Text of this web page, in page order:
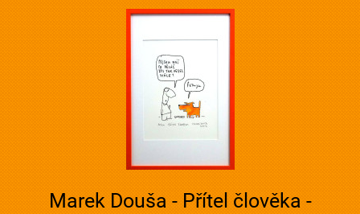
Marek Douša - Přítel člověka -